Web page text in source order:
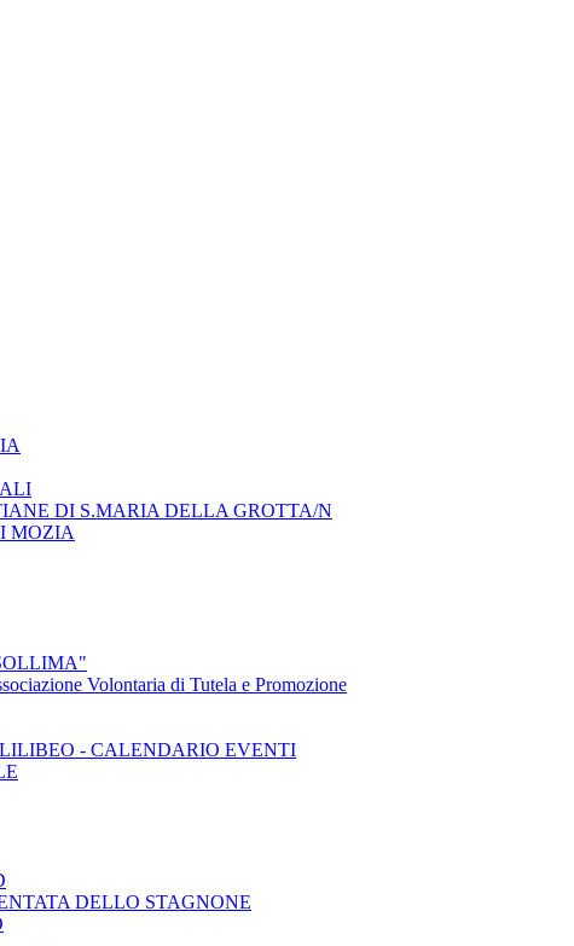
DI S.MARIA DELLA GROTTA/N
MOZIA
Volontaria di Tutela e Promozione
- CALENDARIO EVENTI
DELLO STAGNONE